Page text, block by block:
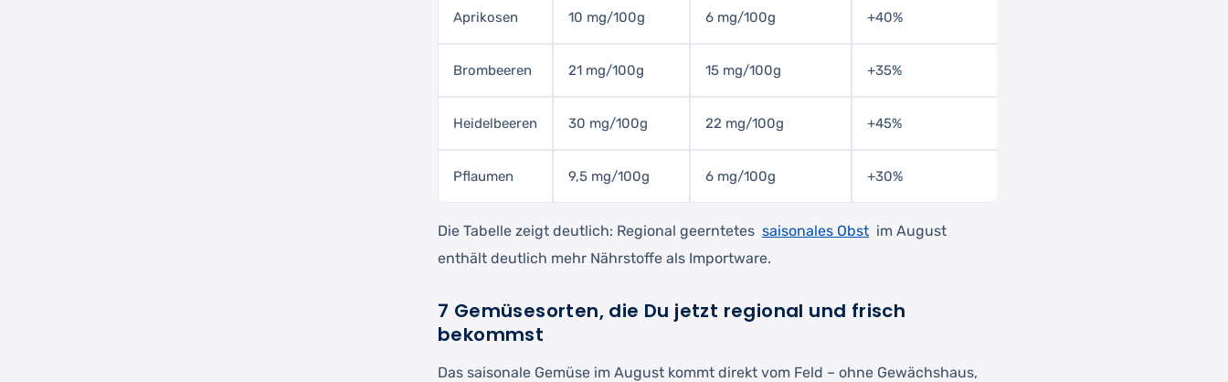
Aprikosen 10 mg/100g 6 mg/100g +40%
Brombeeren 21 mg/100g 15 mg/100g +35%
Heidelbeeren 30 mg/100g 22 mg/100g +45%
Pflaumen 9,5 mg/100g 6 mg/100g +30%
Die Tabelle zeigt deutlich: Regional geerntetes saisonales Obst im August
enthält deutlich mehr Nährstoffe als Importware.
7 Gemüsesorten, die Du jetzt regional und frisch
bekommst
Das saisonale Gemüse im August kommt direkt vom Feld – ohne Gewächshaus,